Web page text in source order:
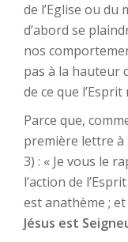
de l’Eglise ou du
d’abord se
nos
pas à la hauteur
de ce que
Parce que,
première lettre à
3) : « Je vous le
l’action de
est anathème ; et
Jésus est